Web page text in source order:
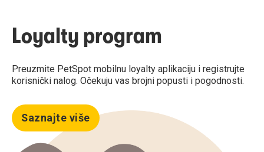
Loyalty program
Preuzmite PetSpot mobilnu loyalty aplikaciju i registrujte
korisnički nalog. Očekuju vas brojni popusti i pogodnosti.
Saznajte više